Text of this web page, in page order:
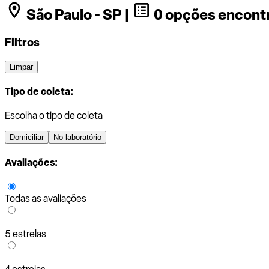
São Paulo - SP |
0 opções
Filtros
Limpar
Tipo de coleta:
Escolha o tipo de coleta
Domiciliar No laboratório
Avaliações:
Todas as avaliações
5 estrelas